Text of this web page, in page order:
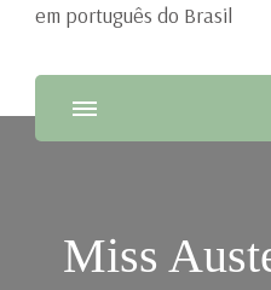
em português do Brasil
Miss